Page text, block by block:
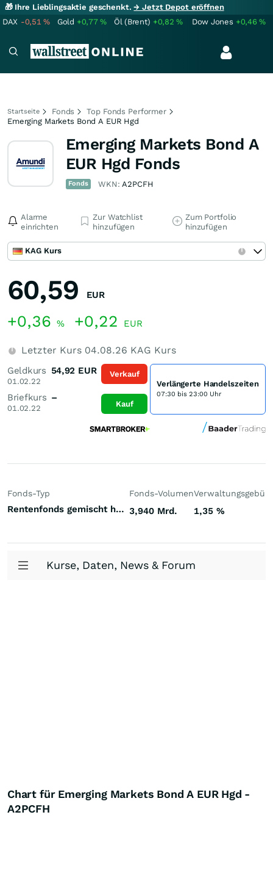
🎁 Ihre Lieblingsaktie geschenkt.→ Jetzt Depot eröffnen
DAX -0,51% Gold +0,77% Öl (Brent) +0,82% Dow Jones +0,46%
Startseite Fonds
Top Fonds Performer
Emerging Markets Bond A EUR Hgd
Emerging Markets Bond A
EUR Hgd Fonds
Fonds WKN:A2PCFH
Alarme
einrichten
Zur Watchlist
hinzufügen
Zum Portfolio
hinzufügen
KAG Kurs
60,59 EUR
+0,36 % +0,22 EUR
Letzter Kurs 04.08.26 KAG Kurs
Geldkurs
01.02.22
54,92 EUR
Briefkurs
01.02.22
–
Verkauf
Kauf
Verlängerte Handelszeiten
07:30 bis 23:00 Uhr
Fonds-Typ
Rentenfonds gemischt höherverzinst Emerging Markets Hartwährungen (Welt)
Fonds-Volumen
3,940 Mrd. 1,35 %
Kurse, Daten, News & Forum
Chart für Emerging Markets Bond A EUR Hgd -
A2PCFH